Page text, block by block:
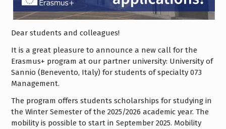
Dear students and colleagues!
It is a great pleasure to announce a new call for the
Erasmus+ program at our partner university: University of
Sannio (Benevento, Italy) for students of specialty 073
Management.
The program offers students scholarships for studying in
the Winter Semester of the 2025/2026 academic year. The
mobility is possible to start in September 2025. Mobility